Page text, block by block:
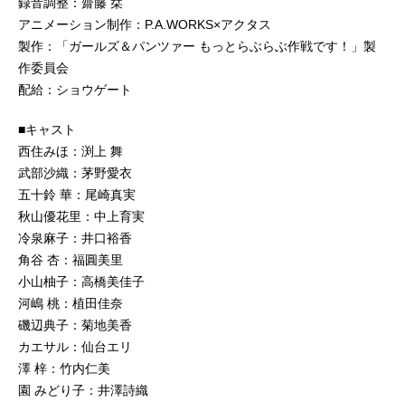
アニメーション制作：P.A.WORKS×アクタス
製作：「ガールズ＆パンツァー もっとらぶらぶ作戦です！」製
作委員会
配給：ショウゲート
■キャスト
西住みほ：渕上 舞
武部沙織：茅野愛衣
五十鈴 華：尾崎真実
秋山優花里：中上育実
冷泉麻子：井口裕香
角谷 杏：福圓美里
小山柚子：高橋美佳子
河嶋 桃：植田佳奈
磯辺典子：菊地美香
カエサル：仙台エリ
澤 梓：竹内仁美
園 みどり子：井澤詩織